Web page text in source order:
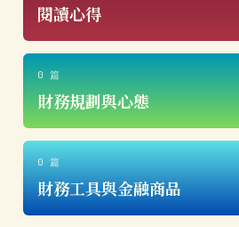
閱讀心得
0 篇
財務規劃與心態
0 篇
財務工具與金融商品